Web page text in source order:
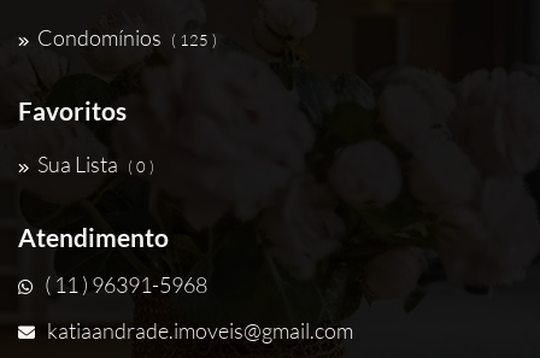
Condomínios ( 125 )
Favoritos
Sua Lista ( 0 )
Atendimento
( 11 ) 96391-5968
katiaandrade.imoveis@gmail.com